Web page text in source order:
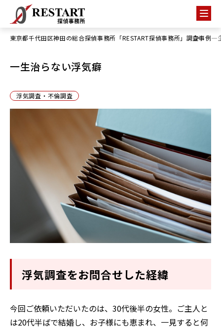
東京都千代田区神田の総合探偵事務所「RESTART探偵事務所」 調査事例一
一生治らない浮気癖
浮気調査・不倫調査
浮気調査をお問合せした経緯
今回ご依頼いただいたのは、30代後半の女性。ご主人と
は20代半ばで結婚し、お子様にも恵まれ、一見すると何